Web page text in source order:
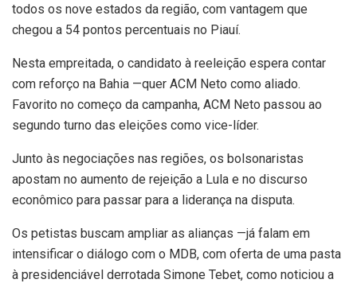
todos os nove estados da região, com vantagem que
chegou a 54 pontos percentuais no Piauí.
Nesta empreitada, o candidato à reeleição espera contar
com reforço na Bahia —quer ACM Neto como aliado.
Favorito no começo da campanha, ACM Neto passou ao
segundo turno das eleições como vice-líder.
Junto às negociações nas regiões, os bolsonaristas
apostam no aumento de rejeição a Lula e no discurso
econômico para passar para a liderança na disputa.
Os petistas buscam ampliar as alianças —já falam em
intensificar o diálogo com o MDB, com oferta de uma pasta
à presidenciável derrotada Simone Tebet, como noticiou a